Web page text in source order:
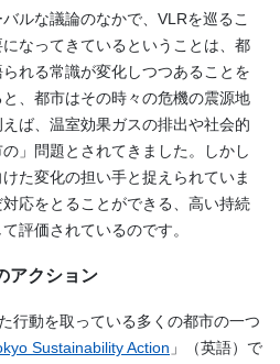
ルな議論のなかで、VLRを巡るこ
なってきているということは、都
れる常識が変化しつつあることを
、都市はその時々の危機の震源地
ば、温室効果ガスの排出や社会的
」問題とされてきました。しかし
た変化の担い手と捉えられていま
応をとることができる、高い持続
評価されているのです。
アクション
行動を取っている多くの都市の一つ
Sustainability Action 」（英語）で